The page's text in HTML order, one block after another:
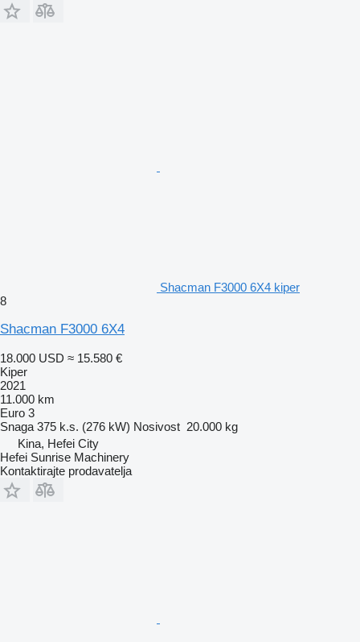
Shacman F3000 6X4 kiper
8
Shacman F3000 6X4
18.000 USD ≈ 15.580 €
Kiper
2021
11.000 km
Euro 3
Snaga 375 k.s. (276 kW) Nosivost 20.000 kg
Kina, Hefei City
Hefei Sunrise Machinery
Kontaktirajte prodavatelja